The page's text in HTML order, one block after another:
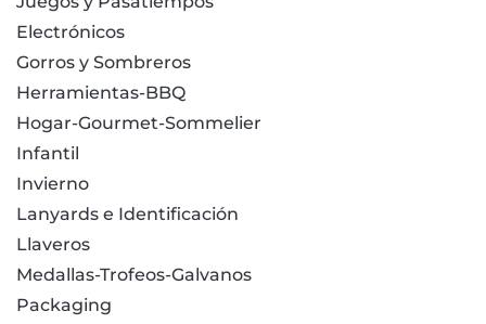
Electrónicos
Gorros y Sombreros
Herramientas-BBQ
Hogar-Gourmet-Sommelier
Infantil
Invierno
Lanyards e Identificación
Llaveros
Medallas-Trofeos-Galvanos
Packaging